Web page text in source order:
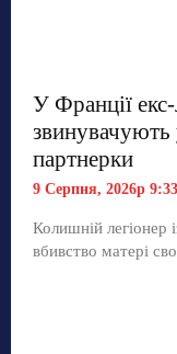
У Франції екс-
звинувачують
партнерки
9 Серпня, 2026р 9:33
Колишній легіонер
вбивство матері